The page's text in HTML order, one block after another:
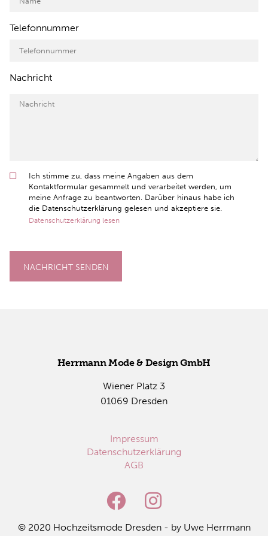
Telefonnummer
Nachricht
Ich stimme zu, dass meine Angaben aus dem
Kontaktformular gesammelt und verarbeitet werden, um
meine Anfrage zu beantworten. Darüber hinaus habe ich
die Datenschutzerklärung gelesen und akzeptiere sie.
Datenschutzerklärung lesen
NACHRICHT SENDEN
Herr­mann Mode & De­sign GmbH
Wie­ner Platz 3
01069 Dres­den
Impressum
Datenschutzerklärung
AGB
© 2020 Hoch­zeits­mo­de Dres­den - by Uwe Herr­mann